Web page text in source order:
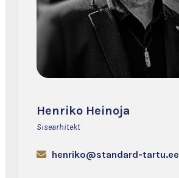
Henriko Heinoja
Sisearhitekt
henriko@standard-tartu.ee